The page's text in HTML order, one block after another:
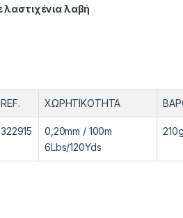
λαστιχένια λαβή
REF. ΧΩΡHTIKOΤΗΤΑ
322915
0,20mm / 100m
6Lbs/120Yds